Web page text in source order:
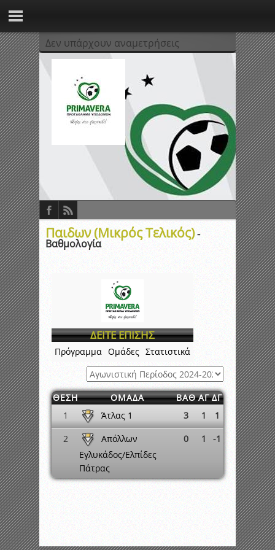
Δεν υπάρχουν αναμετρήσεις
Παιδων (Μικρός Τελικός)-
Βαθμολογία
ΔΕΙΤΕ ΕΠΙΣΗΣ
Πρόγραμμα Ομάδες Στατιστικά
ΘΕΣΗ ΟΜΑΔΑ ΒΑΘ ΑΓ ΔΓ
1
Άτλας 1 3 1
1
2
Απόλλων
Εγλυκάδος/Ελπίδες
Πάτρας
0 1 -1